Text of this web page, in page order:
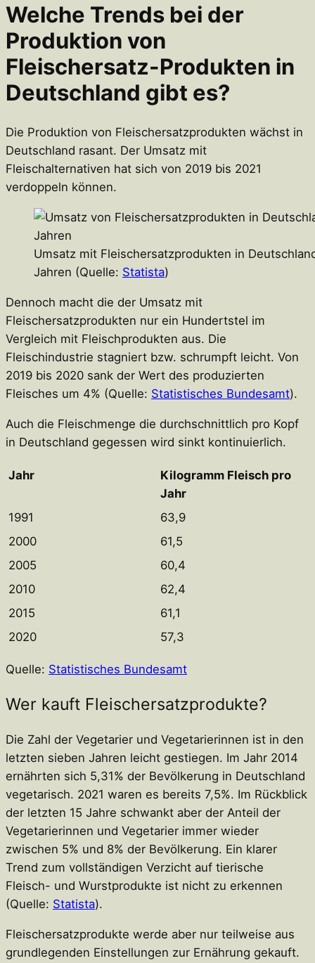
Welche Trends bei der
Produktion von
Fleischersatz-Produkten in
Deutschland gibt es?
Die Produktion von Fleischersatzprodukten wächst in
Deutschland rasant. Der Umsatz mit
Fleischalternativen hat sich von 2019 bis 2021
verdoppeln können.
Umsatz mit Fleischersatzprodukten in
Jahren (Quelle: Statista)
Dennoch macht die der Umsatz mit
Fleischersatzprodukten nur ein Hundertstel im
Vergleich mit Fleischprodukten aus. Die
Fleischindustrie stagniert bzw. schrumpft leicht. Von
2019 bis 2020 sank der Wert des produzierten
Fleisches um 4% (Quelle: Statistisches Bundesamt).
Auch die Fleischmenge die durchschnittlich pro Kopf
in Deutschland gegessen wird sinkt kontinuierlich.
Jahr
Kilogramm Fleisch pro
Jahr
1991
63,9
2000
61,5
2005
60,4
2010
62,4
2015
61,1
2020
57,3
Quelle: Statistisches Bundesamt
Wer kauft Fleischersatzprodukte?
Die Zahl der Vegetarier und Vegetarierinnen ist in den
letzten sieben Jahren leicht gestiegen. Im Jahr 2014
ernährten sich 5,31% der Bevölkerung in Deutschland
vegetarisch. 2021 waren es bereits 7,5%. Im Rückblick
der letzten 15 Jahre schwankt aber der Anteil der
Vegetarierinnen und Vegetarier immer wieder
zwischen 5% und 8% der Bevölkerung. Ein klarer
Trend zum vollständigen Verzicht auf tierische
Fleisch- und Wurstprodukte ist nicht zu erkennen
(Quelle: Statista).
Fleischersatzprodukte werde aber nur teilweise aus
grundlegenden Einstellungen zur Ernährung gekauft.